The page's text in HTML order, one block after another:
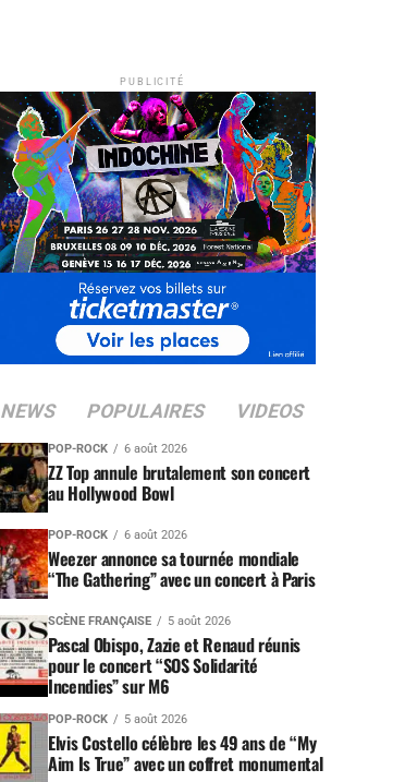
PUBLICITÉ
NEWS POPULAIRES VIDEOS
POP-ROCK 6 août 2026
ZZ Top annule brutalement son concert
au Hollywood Bowl
POP-ROCK 6 août 2026
Weezer annonce sa tournée mondiale
“The Gathering” avec un concert à Paris
SCÈNE FRANÇAISE 5 août 2026
Pascal Obispo, Zazie et Renaud réunis
pour le concert “SOS Solidarité
Incendies” sur M6
POP-ROCK 5 août 2026
Elvis Costello célèbre les 49 ans de “My
Aim Is True” avec un coffret monumental